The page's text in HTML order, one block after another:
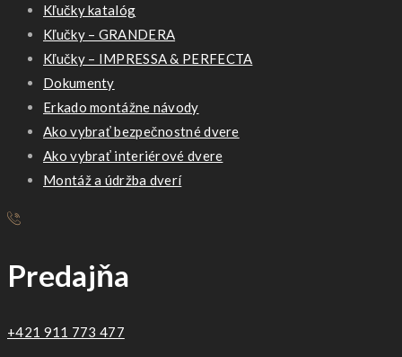
Kľučky katalóg
Kľučky – GRANDERA
Kľučky – IMPRESSA & PERFECTA
Dokumenty
Erkado montážne návody
Ako vybrať bezpečnostné dvere
Ako vybrať interiérové dvere
Montáž a údržba dverí
Predajňa
+421 911 773 477